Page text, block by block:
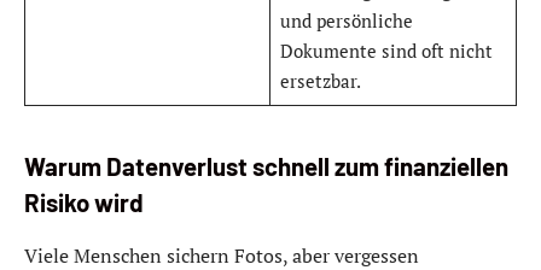
und persönliche
Dokumente sind oft nicht
ersetzbar.
Warum Datenverlust schnell zum finanziellen
Risiko wird
Viele Menschen sichern Fotos, aber vergessen